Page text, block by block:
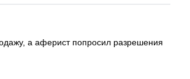
а аферист попросил разрешения